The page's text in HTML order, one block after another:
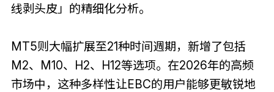
线剥头皮」的精细化分析。
MT5则大幅扩展至21种时间週期，新增了包括
M2、M10、H2、H12等选项。在2026年的高频
市场中，这种多样性让EBC的用户能够更敏锐地